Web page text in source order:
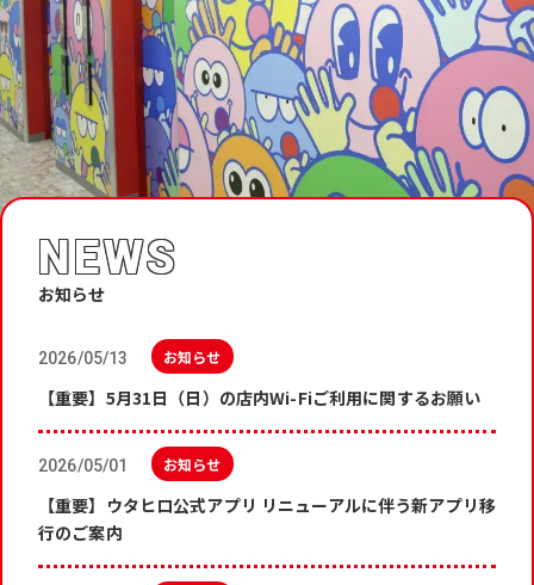
NEWS
お知らせ
2026/05/13 お知らせ
【重要】5月31日（日）の店内Wi-Fiご利用に関するお願い
2026/05/01 お知らせ
【重要】ウタヒロ公式アプリ リニューアルに伴う新アプリ移
行のご案内